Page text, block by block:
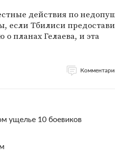
действия по
если Тбилиси
планах Гелаева, и эта
ущелье 10 боевиков